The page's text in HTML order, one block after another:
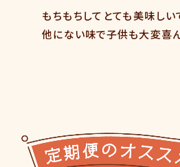
もちもちしてとても美味しい
他にない味で子供も大変喜ん